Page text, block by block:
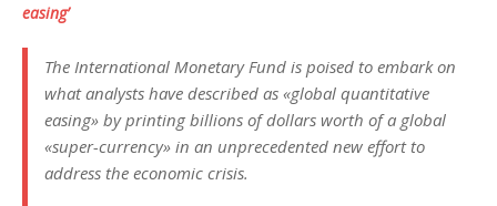
easing’
The International Monetary Fund is poised to embark on
what analysts have described as «global quantitative
easing» by printing billions of dollars worth of a global
«super-currency» in an unprecedented new effort to
address the economic crisis.